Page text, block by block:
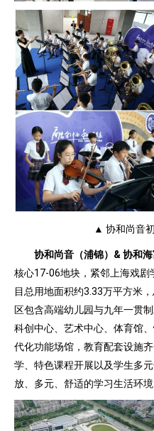
▲ 协和尚音
协和尚音（浦锦）& 协和
核心17-06地块，紧邻上海戏剧
目总用地面积约3.33万平方米
区包含高端幼儿园与九年一贯
科创中心、艺术中心、体育馆
代化功能场馆，教育配套设施
学、特色课程开展以及学生多
放、多元、舒适的学习生活环境